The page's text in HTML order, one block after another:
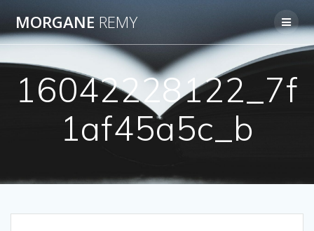
MORGANE REMY
16042228122_7f
1af45a5c_b